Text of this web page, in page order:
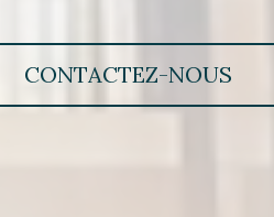
CONTACTEZ-NOUS